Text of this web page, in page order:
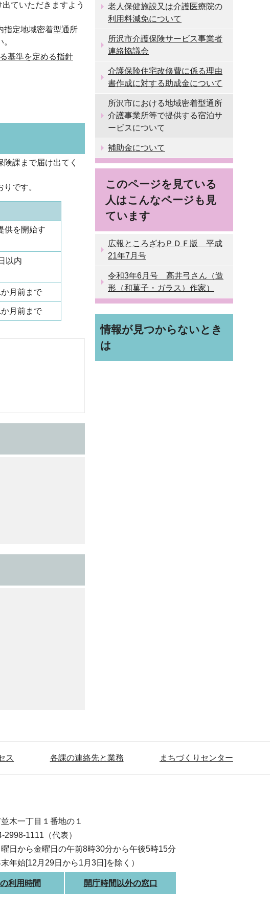
ていただきますよう
指定地域密着型通所
基準を定める指針
課まで届け出てく
です。
供を開始す
以内
月前まで
月前まで
老人保健施設又は介護医療院の
利用料減免について
所沢市介護保険サービス事業者
連絡協議会
介護保険住宅改修費に係る理由
書作成に対する助成金について
所沢市における地域密着型通所
介護事業所等で提供する宿泊サ
ービスについて
補助金について
このページを見ている
人はこんなページも見
ています
広報ところざわＰＤＦ版 平成
21年7月号
令和3年6月号 高井弓さん（造
形（和菓子・ガラス）作家）
情報が見つからないとき
は
ス 各課の連絡先と業務 まちづくりセンター
木一丁目１番地の１
2998-1111（代表）
日から金曜日の午前8時30分から午後5時15分
末年始[12月29日から1月3日]を除く）
利用時間 開庁時間以外の窓口